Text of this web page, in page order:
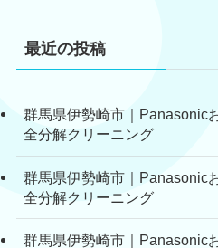
最近の投稿
群馬県伊勢崎市｜Panasonic
全分解クリーニング
群馬県伊勢崎市｜Panasonic
全分解クリーニング
群馬県伊勢崎市｜Panasonic